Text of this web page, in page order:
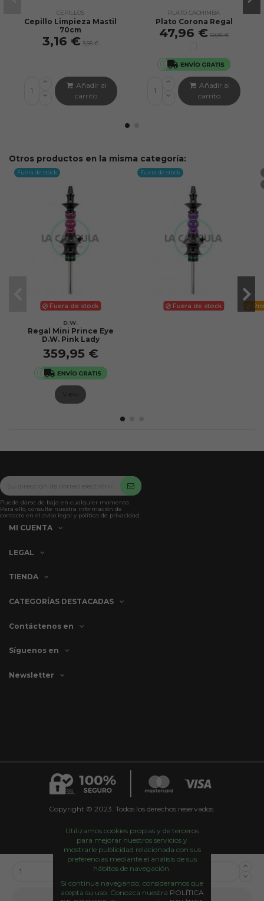
CEPILLOS
Cepillo Limpieza Mastil
70cm
3,16 € 3,95 €
Añadir al
carrito
PLATO CACHIMBA
Plato Corona Regal
47,96 € 59,95 €
Añadir al
carrito
Otros productos en la misma categoría:
Fuera de stock
Fuera de stock
D.W.
Regal Mini Prince Eye
D.W. Pink Lady
359,95 €
Fuera de stock
Fuera de stock
Puede darse de baja en cualquier momento.
Para ello, consulte nuestra información de
contacto en el aviso legal y política de privacidad.
MI CUENTA
LEGAL
TIENDA
CATEGORÍAS DESTACADAS
Contáctenos en
Síguenos en
Newsletter
Copyright © 2023. Todos los derechos reservados.
Utilizamos cookies propias y de terceros
para mejorar nuestros servicios y
mostrarle publicidad relacionada con sus
preferencias mediante el análisis de sus
hábitos de navegación.
Si continua navegando, consideramos que
acepta su uso. Conozca nuestra POLÍTICA